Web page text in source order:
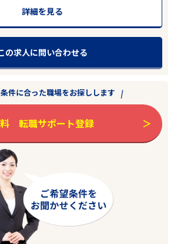
詳細を見る
の求人に問い合わせる
件に合った職場をお探しします
転職サポート登録